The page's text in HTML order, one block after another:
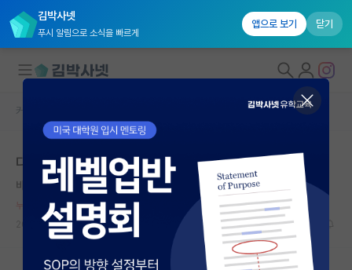
김박사넷
푸시 알림으로 소식을 빠르게
앱으로 보기 닫기
대학원생 모집
국내대학원 정보
연구실&오픈랩
커뮤니티
커뮤니티 홈
커뮤니티 홈
다들 논문 데이터를 어디까지 신뢰하시나요?
바보같은 피보나치*
누적 신고가 20개 이상인 사용자입니다.
2023.07.11
14 8037